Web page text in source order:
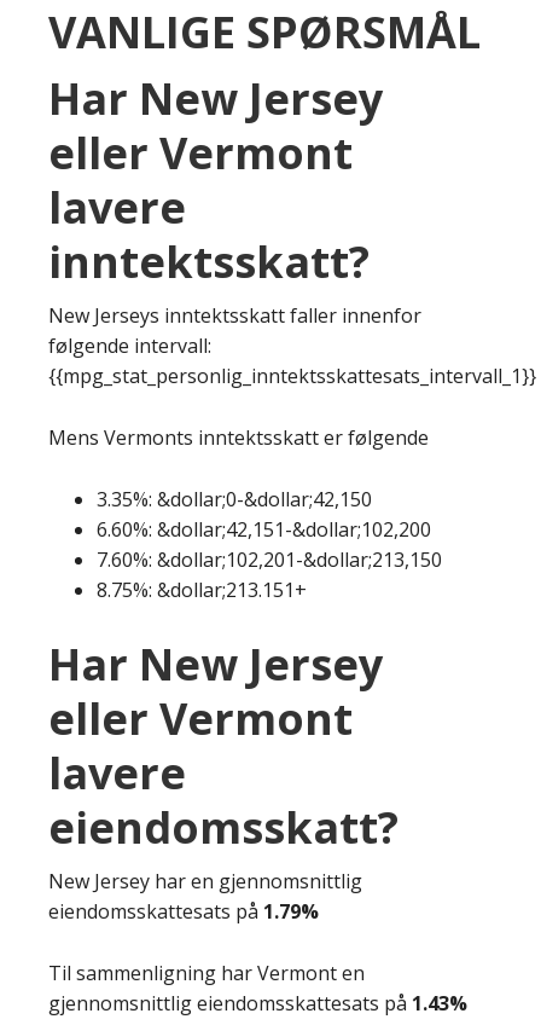
VANLIGE SPØRSMÅL
Har New Jersey
eller Vermont
lavere
inntektsskatt?
New Jerseys inntektsskatt faller innenfor
følgende intervall:
{{mpg_stat_personlig_inntektsskattesats_intervall_1}}
Mens Vermonts inntektsskatt er følgende
3.35%: &dollar;0-&dollar;42,150
6.60%: &dollar;42,151-&dollar;102,200
7.60%: &dollar;102,201-&dollar;213,150
8.75%: &dollar;213.151+
Har New Jersey
eller Vermont
lavere
eiendomsskatt?
New Jersey har en gjennomsnittlig
eiendomsskattesats på 1.79%
Til sammenligning har Vermont en
gjennomsnittlig eiendomsskattesats på 1.43%